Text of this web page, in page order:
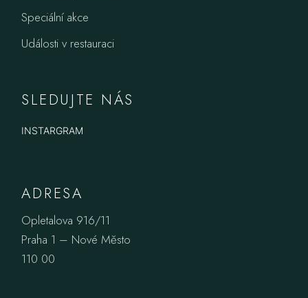
Speciální akce
Události v restauraci
SLEDUJTE NÁS
INSTARGRAM
ADRESA
Opletalova 916/11
Praha 1 – Nové Město
110 00